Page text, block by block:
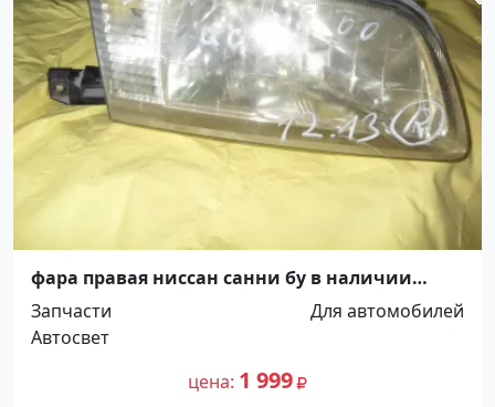
фара правая ниссан санни бу в наличии
Краснодар
Запчасти
Для автомобилей
Автосвет
цена 1 999